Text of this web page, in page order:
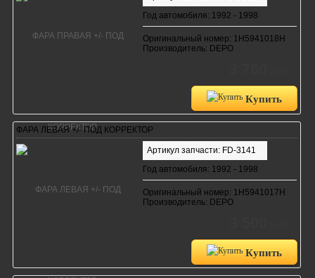
Год автомобиля: 1992 - 1998
Оригинальный номер: 1H5941018H
Производитель: DEPO
Купить
ФАРА ЛЕВАЯ +/- ПОД КОРРЕКТОР
Артикул запчасти: FD-3141
Год автомобиля: 1992 - 1998
Оригинальный номер: 1H5941017H
Производитель: DEPO
Купить